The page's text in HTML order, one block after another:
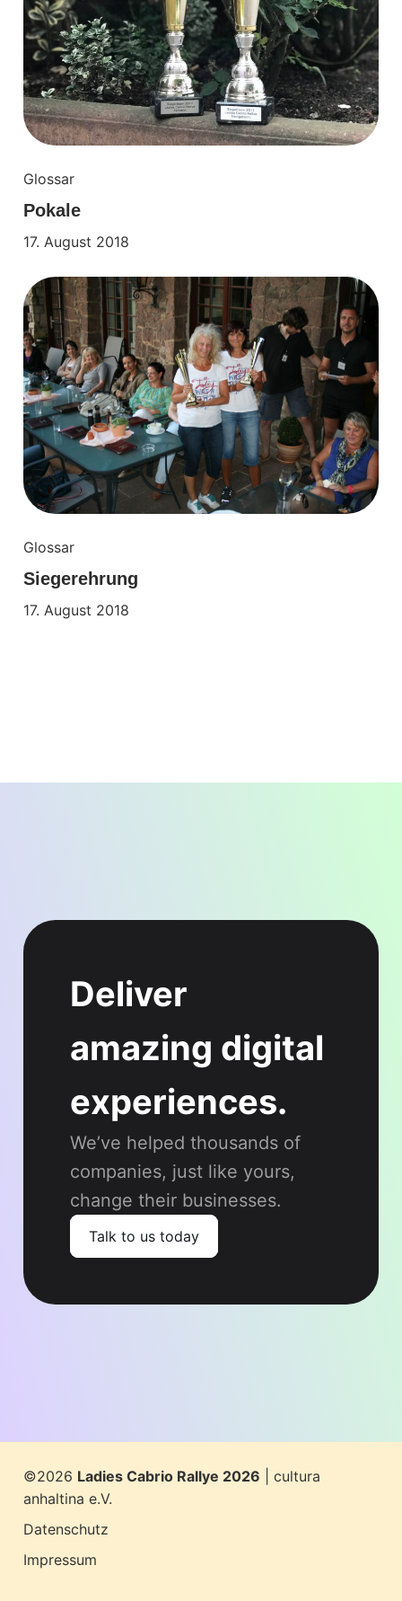
Glossar
Pokale
17. August 2018
Glossar
Siegerehrung
17. August 2018
Deliver
amazing digital
experiences.
We’ve helped thousands of
companies, just like yours,
change their businesses.
Talk to us today
©2026 Ladies Cabrio Rallye 2026 | cultura
anhaltina e.V.
Datenschutz
Impressum